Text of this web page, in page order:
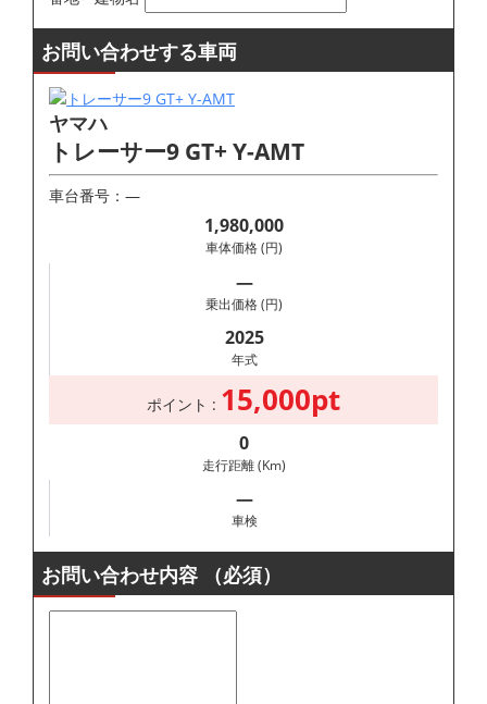
お問い合わせする車両
ヤマハ
トレーサー9 GT+ Y-AMT
車台番号：―
1,980,000
車体価格 (円)
―
乗出価格 (円)
2025
年式
ポイント : 15,000pt
0
走行距離 (Km)
―
車検
お問い合わせ内容 （必須）